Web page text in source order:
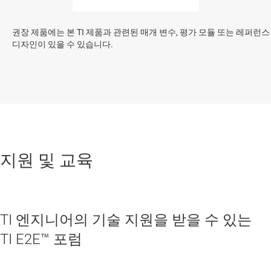
권장 제품에는 본 TI 제품과 관련된 매개 변수, 평가 모듈 또는 레퍼런스
디자인이 있을 수 있습니다.
지원 및 교육
TI 엔지니어의 기술 지원을 받을 수 있는
TI E2E™ 포럼